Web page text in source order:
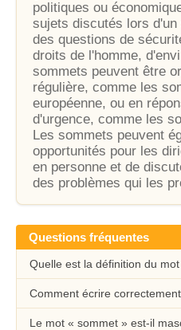
politiques ou
sujets discutés lors
des questions de
droits de l'homme,
sommets peuvent être
régulière, comme les
européenne, ou en
d'urgence, comme les
Les sommets peuvent
opportunités pour les
en personne et de
des problèmes qui les
Questions fréquentes
Quelle est la définition du
Comment écrire
Le mot « sommet » est-il